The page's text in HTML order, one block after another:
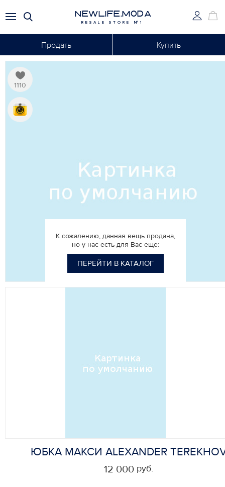
NEWLIFE.MODA
RESALE STORE №1
Продать Купить
1110
К сожалению, данная вещь продана,
но у нас есть для Вас еще:
ПЕРЕЙТИ В КАТАЛОГ
ЮБКА МАКСИ ALEXANDER
12 000 руб.